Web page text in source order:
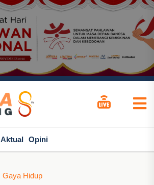
Aktual Opini
Gaya Hidup